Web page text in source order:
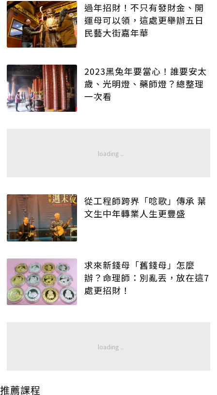
過年招財！不只有發財金、開
運母可以領，這處更舉辦五日
民藝大街嘉年華
2023黑兔年要當心！誰要安太
歲、光明燈、藥師燈？總整理
一次看
從工程師跨界「唸歌」傳承 葉
文生中年轉業人生更豐盛
求來新錢母「舊錢母」怎麼
辦？命理師：別亂丟，放在這7
處更招財！
推薦課程